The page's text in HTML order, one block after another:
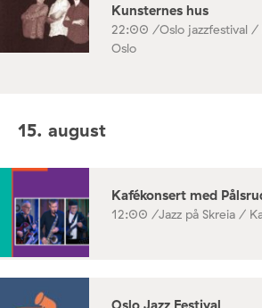
Kunsternes hus
22:00 /Oslo jazzfestival
Oslo
15. august
Kafékonsert med
12:00 /Jazz på Skreia /